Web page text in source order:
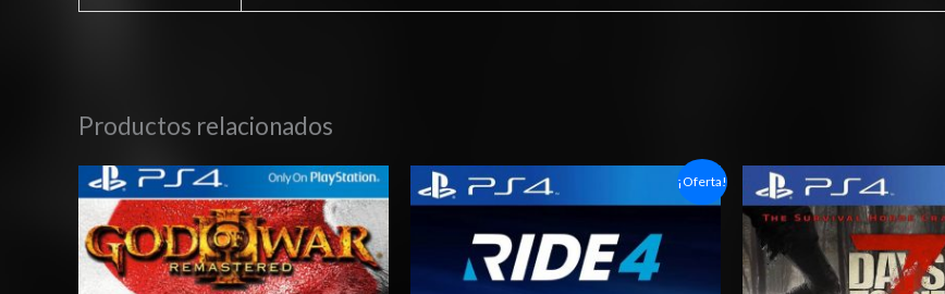
Productos relacionados
Rango
de
precios:
desde
$3.00
hasta
$6.00
¡Oferta!
Rango
de
precios:
$6.03
hasta
$10.03
Rango
de
precios:
desde
$15.03
hasta
$24.03